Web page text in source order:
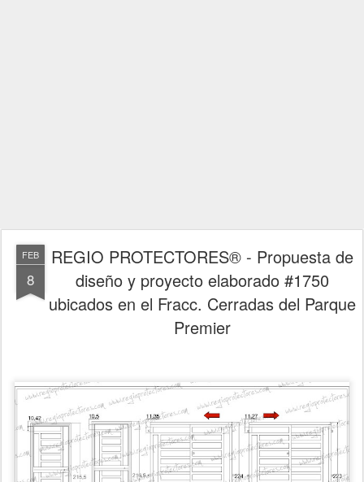
FEB
8
REGIO PROTECTORES® - Propuesta de
diseño y proyecto elaborado #1750
ubicados en el Fracc. Cerradas del Parque
Premier